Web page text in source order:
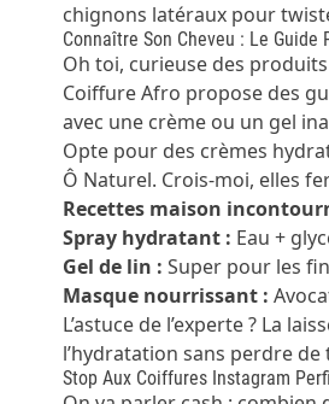
chignons latéraux pour
Connaître Son Cheveu : Le
Oh toi, curieuse des
Coiffure Afro propose des
avec une crème ou un gel
Opte pour des crèmes
Ô Naturel. Crois-moi, elles
Recettes maison
Spray hydratant : Eau +
Gel de lin : Super pour les
Masque nourrissant :
L’astuce de l’experte ? La
l’hydratation sans perdre de
Stop Aux Coiffures Instagram